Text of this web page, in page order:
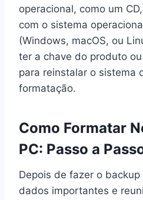
operacional, como um
com o sistema
(Windows, macOS, ou
ter a chave do produto
para reinstalar o sistema
formatação.
Como Formatar
PC: Passo a
Depois de fazer o
dados importantes e